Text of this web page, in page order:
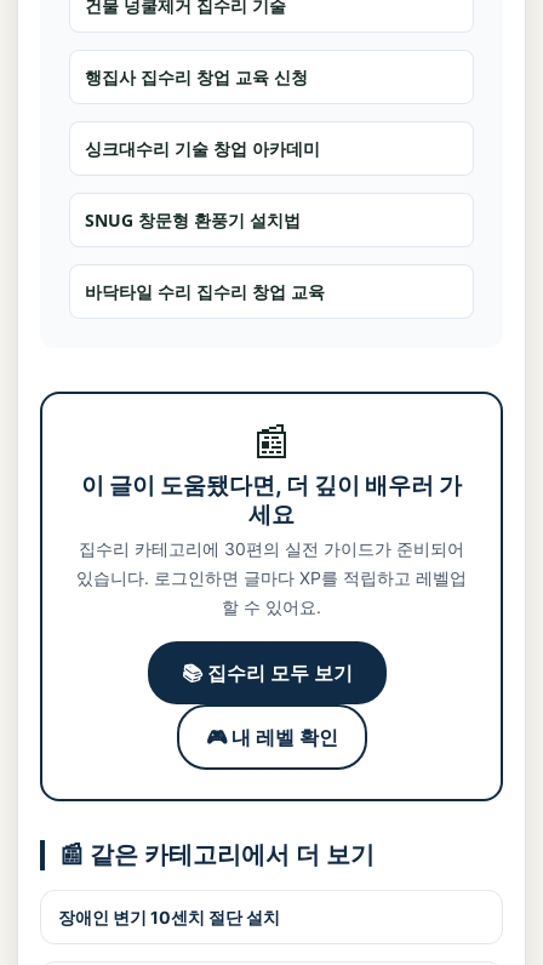
건물 넝쿨제거 집수리 기술
행집사 집수리 창업 교육 신청
싱크대수리 기술 창업 아카데미
SNUG 창문형 환풍기 설치법
바닥타일 수리 집수리 창업 교육
📰
이 글이 도움됐다면, 더 깊이 배우러 가
세요
집수리 카테고리에 30편의 실전 가이드가 준비되어
있습니다. 로그인하면 글마다 XP를 적립하고 레벨업
할 수 있어요.
📚 집수리 모두 보기
🎮 내 레벨 확인
📰 같은 카테고리에서 더 보기
장애인 변기 10센치 절단 설치